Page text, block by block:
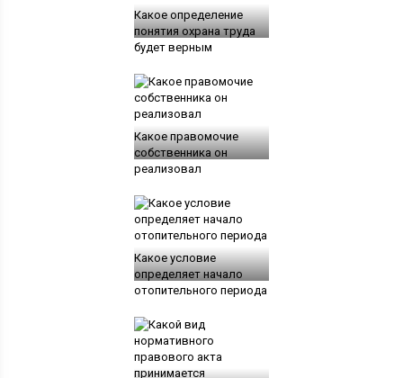
Какое определение
понятия охрана труда
будет верным
Какое правомочие
собственника он
реализовал
Какое условие
определяет начало
отопительного периода